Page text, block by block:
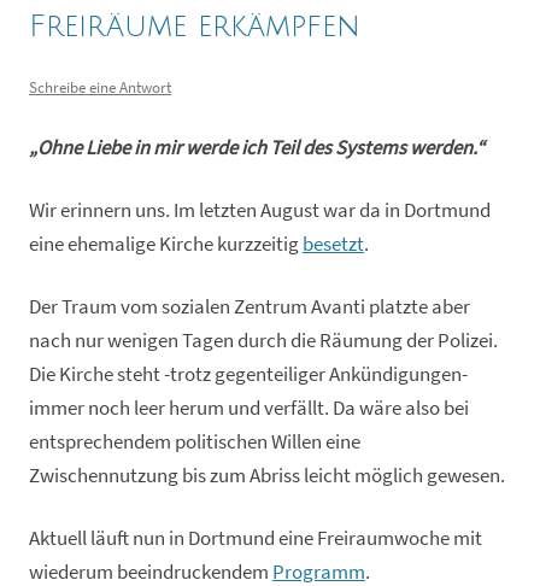
Freiräume erkämpfen
Schreibe eine Antwort
„Ohne Liebe in mir werde ich Teil des Systems werden.“
Wir erinnern uns. Im letzten August war da in Dortmund
eine ehemalige Kirche kurzzeitigbesetzt.
Der Traum vom sozialen Zentrum Avanti platzte aber
nach nur wenigen Tagen durch die Räumung der Polizei.
Die Kirche steht -trotz gegenteiliger Ankündigungen-
immer noch leer herum und verfällt. Da wäre also bei
entsprechendem politischen Willen eine
Zwischennutzung bis zum Abriss leicht möglich gewesen.
Aktuell läuft nun in Dortmund eine Freiraumwoche mit
wiederum beeindruckendem Programm.